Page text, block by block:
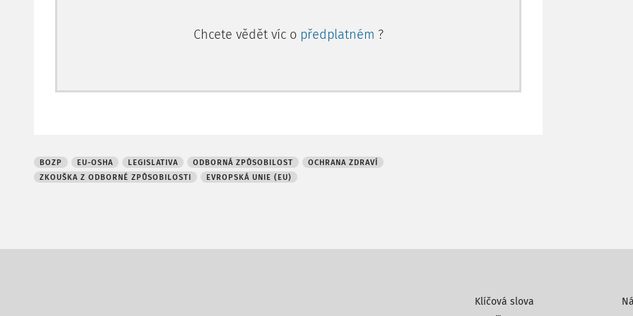
Chcete vědět víc o předplatném ?
BOZP EU-OSHA LEGISLATIVA ODBORNÁ ZPŮSOBILOST
OCHRANA ZDRAVÍ
ZKOUŠKA Z ODBORNÉ ZPŮSOBILOSTI
EVROPSKÁ UNIE (EU)
Klíčová slova